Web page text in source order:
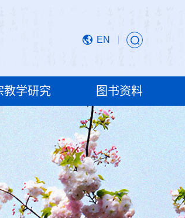
EN
教学研究 图书资料